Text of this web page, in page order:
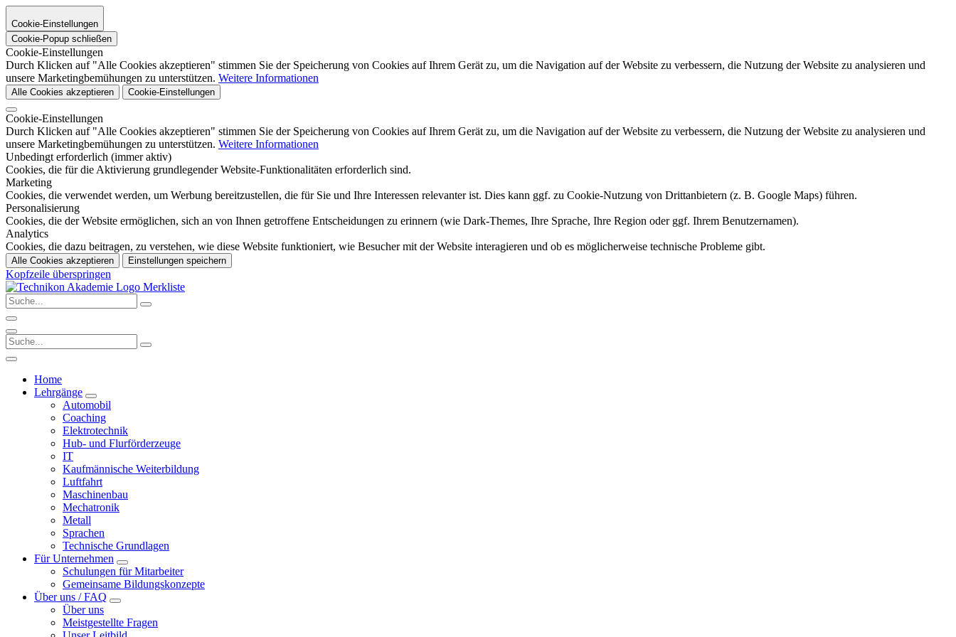
Cookie-Einstellungen
Cookie-Popup schließen
Cookie-Einstellungen
Durch Klicken auf "Alle Cookies akzeptieren" stimmen Sie der Speicherung von Cookies auf Ihrem Gerät zu, um die Navigation auf der Website zu verbessern, die Nutzung der Website zu analysieren und
unsere Marketingbemühungen zu unterstützen. Weitere Informationen
Alle Cookies akzeptieren Cookie-Einstellungen
Cookie-Einstellungen
Durch Klicken auf "Alle Cookies akzeptieren" stimmen Sie der Speicherung von Cookies auf Ihrem Gerät zu, um die Navigation auf der Website zu verbessern, die Nutzung der Website zu analysieren und
unsere Marketingbemühungen zu unterstützen. Weitere Informationen
Unbedingt erforderlich (immer aktiv)
Cookies, die für die Aktivierung grundlegender Website-Funktionalitäten erforderlich sind.
Marketing
Cookies, die verwendet werden, um Werbung bereitzustellen, die für Sie und Ihre Interessen relevanter ist. Dies kann ggf. zu Cookie-Nutzung von Drittanbietern (z. B. Google Maps) führen.
Personalisierung
Cookies, die der Website ermöglichen, sich an von Ihnen getroffene Entscheidungen zu erinnern (wie Dark-Themes, Ihre Sprache, Ihre Region oder ggf. Ihrem Benutzernamen).
Analytics
Cookies, die dazu beitragen, zu verstehen, wie diese Website funktioniert, wie Besucher mit der Website interagieren und ob es möglicherweise technische Probleme gibt.
Alle Cookies akzeptieren Einstellungen speichern
Kopfzeile überspringen
Merkliste
Home
Lehrgänge
Automobil
Coaching
Elektrotechnik
Hub- und Flurförderzeuge
IT
Kaufmännische Weiterbildung
Luftfahrt
Maschinenbau
Mechatronik
Metall
Sprachen
Technische Grundlagen
Für Unternehmen
Schulungen für Mitarbeiter
Gemeinsame Bildungskonzepte
Über uns / FAQ
Über uns
Meistgestellte Fragen